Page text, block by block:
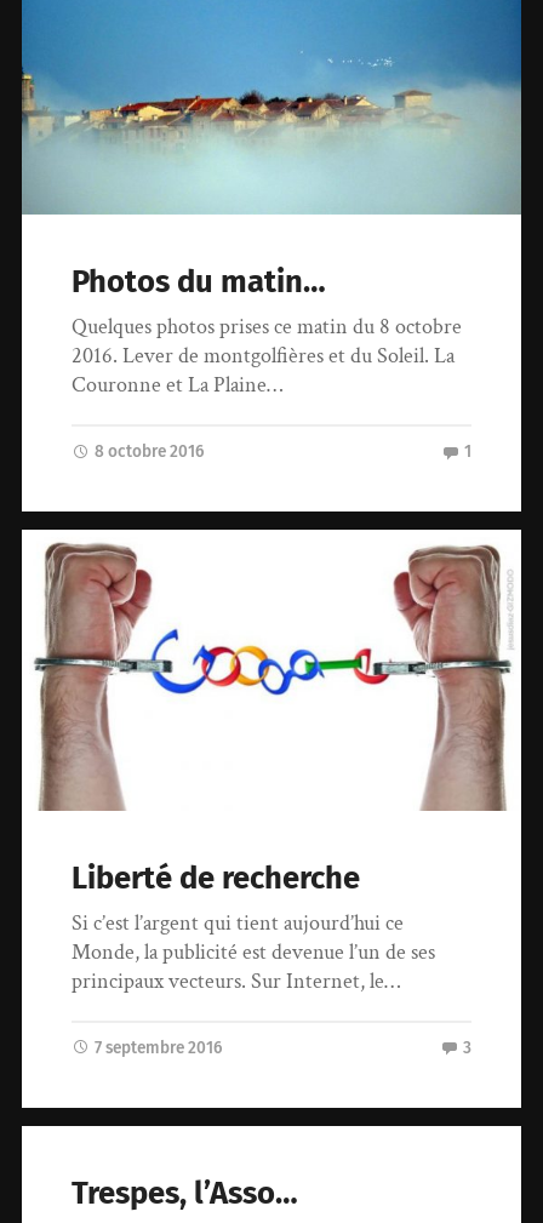
Photos du matin…
Quelques photos prises ce matin du 8 octobre
2016. Lever de montgolfières et du Soleil. La
Couronne et La Plaine…
8 octobre 2016 1
Liberté de recherche
Si c’est l’argent qui tient aujourd’hui ce
Monde, la publicité est devenue l’un de ses
principaux vecteurs. Sur Internet, le…
7 septembre 2016 3
Trespes, l’Asso…